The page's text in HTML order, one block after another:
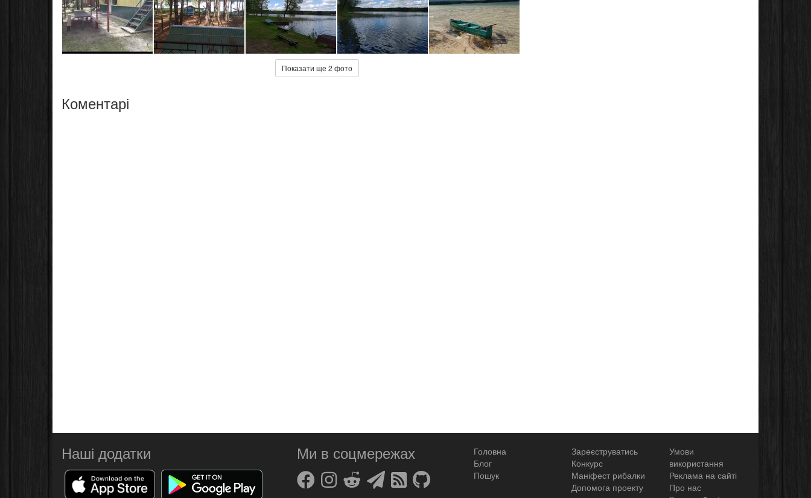
Показати ще 2 фото
Коментарі
Наші додатки Ми в соцмережах
Головна
Блог
Пошук
Зареєструватись
Конкурс
Маніфест рибалки
Допомога проекту
Умови
використання
Реклама на сайті
Про нас